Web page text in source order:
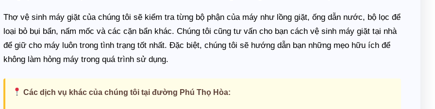
Thợ vệ sinh máy giặt của chúng tôi sẽ kiểm tra từng bộ phận của máy như lồng giặt, ống dẫn nước, bộ lọc để
loại bỏ bụi bẩn, nấm mốc và các cặn bẩn khác. Chúng tôi cũng tư vấn cho bạn cách vệ sinh máy giặt tại nhà
để giữ cho máy luôn trong tình trạng tốt nhất. Đặc biệt, chúng tôi sẽ hướng dẫn bạn những mẹo hữu ích để
không làm hỏng máy trong quá trình sử dụng.
Các dịch vụ khác của chúng tôi tại đường Phú Thọ Hòa: